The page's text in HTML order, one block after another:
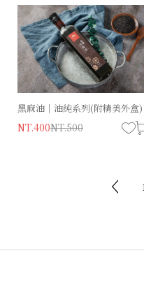
黑麻油｜油純系列(附精美外盒)
NT.400NT.500
經典狀元（葷）
NT.230NT.280